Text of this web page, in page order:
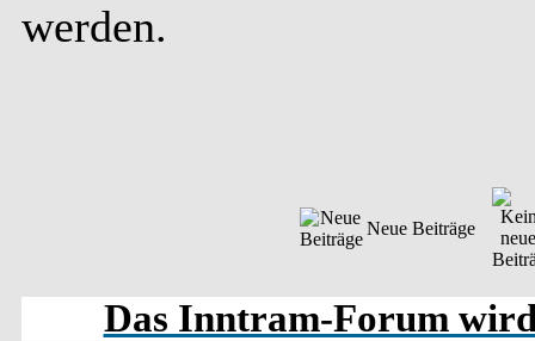
werden.
Neue Beiträge
Das Inntram-Forum